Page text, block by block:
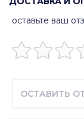
оставьте ваш
ОСТАВИТЬ